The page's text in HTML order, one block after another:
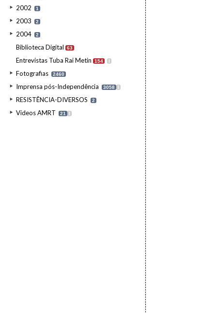
2002 1
2003 2
2004 2
Biblioteca Digital 63
Entrevistas Tuba Rai Metin 154 I
Fotografias 2460
Imprensa pós-Independência 3058 I
RESISTÊNCIA-DIVERSOS 2
Videos AMRT 21 I